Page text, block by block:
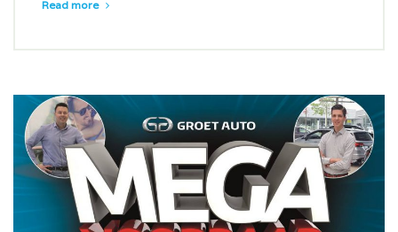
Read more